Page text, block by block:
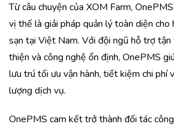
Từ câu chuyện của XOM Farm,
vị thế là giải pháp quản lý toàn diện cho
sạn tại Việt Nam. Với đội ngũ hỗ trợ tận
thiện và công nghệ ổn định, OnePMS
lưu trú tối ưu vận hành, tiết kiệm chi phí
lượng dịch vụ.
OnePMS cam kết trở thành đối tác